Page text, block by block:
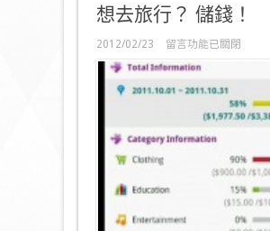
想去旅行？ 儲錢！
2012/02/23
在
去
旅
錢！〉
留言功能已關閉